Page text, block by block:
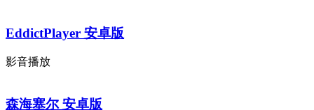
EddictPlayer 安卓版
影音播放
森海塞尔 安卓版